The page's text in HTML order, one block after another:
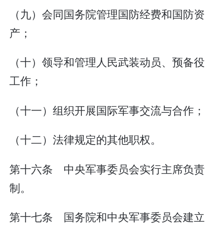
（九）会同国务院管理国防经费和国防资
产；
（十）领导和管理人民武装动员、预备役
工作；
（十一）组织开展国际军事交流与合作；
（十二）法律规定的其他职权。
第十六条 中央军事委员会实行主席负责
制。
第十七条 国务院和中央军事委员会建立